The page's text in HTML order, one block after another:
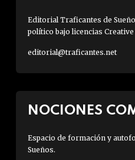
Editorial Traficantes de
político bajo licencias
editorial@traficantes.net
NOCIONES
Espacio de formación y
Sueños.